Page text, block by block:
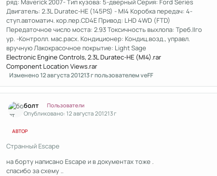
ряд: Maverick 2007- Тип кузова: 5-дверный Серия: Ford Series
Двигатель: 2.3L Duratec-HE (145PS) - MI4 Коробка передач: 4-
ступ.автоматич. кор.пер.CD4E Привод: LHD 4WD (FTD)
Передаточное число моста: 2.93 Токсичность выхлопа: Треб.IIго
ур. -Контролл. мас.расх. Кондиционер: Кондиц.возд., управл.
вручную Лакокрасочное покрытие: Light Sage
Electronic Engine Controls, 2.3L Duratec-HE (MI4).rar
Component Location Views.rar
Изменено12 августа 201213 гпользователем veFF
болт Пользователи
Опубликовано:12 августа 201213 г
АВТОР
Странный Escape
на борту написано Escape и в документах тоже .
спасибо за схему ..